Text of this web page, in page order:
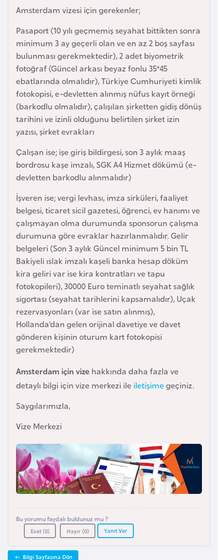
Amsterdam vizesi için gerekenler;
Pasaport (10 yılı geçmemiş seyahat bittikten sonra
minimum 3 ay geçerli olan ve en az 2 boş sayfası
bulunması gerekmektedir), 2 adet biyometrik
fotoğraf (Güncel arkası beyaz fonlu 35*45
ebatlarında olmalıdır), Türkiye Cumhuriyeti kimlik
fotokopisi, e-devletten alınmış nüfus kayıt örneği
(barkodlu olmalıdır), çalışılan şirketten gidiş dönüş
tarihini ve izinli olduğunu belirtilen şirket izin
yazısı, şirket evrakları
Çalışan ise; işe giriş bildirgesi, son 3 aylık maaş
bordrosu kaşe imzalı, SGK A4 Hizmet dökümü (e-
devletten barkodlu alınmalıdır)
İşveren ise; vergi levhası, imza sirküleri, faaliyet
belgesi, ticaret sicil gazetesi, öğrenci, ev hanımı ve
çalışmayan olma durumunda sponsorun çalışma
durumuna göre evraklar hazırlanmalıdır. Gelir
belgeleri (Son 3 aylık Güncel minimum 5 bin TL
Bakiyeli ıslak imzalı kaşeli banka hesap döküm
kira geliri var ise kira kontratları ve tapu
fotokopileri), 30000 Euro teminatlı seyahat sağlık
sigortası (seyahat tarihlerini kapsamalıdır), Uçak
rezervasyonları (var ise satın alınmış),
Hollanda’dan gelen orijinal davetiye ve davet
gönderen kişinin oturum kart fotokopisi
gerekmektedir)
Amsterdam için vize hakkında daha fazla ve
detaylı bilgi için vize merkezi ile iletişimegeçiniz.
Saygılarımızla,
Vize Merkezi
Bu yorumu faydalı buldunuz mu ?
Evet (0) Hayır (0) Yanıt Ver
Bilgi Sayfasına Dön
g
a
d
e
ş
B
e
l
a
r
u
s
B
e
l
ç
i
k
a
e
i
n
B
s
n
H
e
r
s
u